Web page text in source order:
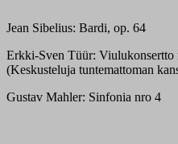
Jean Sibelius: Bardi, op. 64
Erkki-Sven Tüür: Viulukonsertto
(Keskusteluja tuntemattoman
Gustav Mahler: Sinfonia nro 4